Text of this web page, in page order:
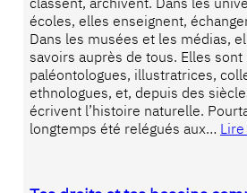
écoles, elles enseignent,
Dans les musées et les médias,
savoirs auprès de tous. Elles
paléontologues, illustratrices,
ethnologues, et, depuis des
écrivent l’histoire naturelle.
longtemps été relégués aux…